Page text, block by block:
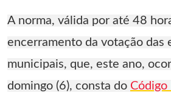
A norma, válida por até 48
encerramento da votação das
municipais, que, este ano,
domingo (6), consta do Código